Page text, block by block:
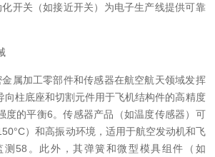
开关（如接近开关）为电子生产线提供可靠
属加工零部件和传感器在航空航天领域发挥
向柱底座和切割元件用于飞机结构件的高精度
度的平衡6。传感器产品（如温度传感器）可
）和高振动环境，适用于航空发动机和飞
测58。此外，其弹簧和微型模具组件（如